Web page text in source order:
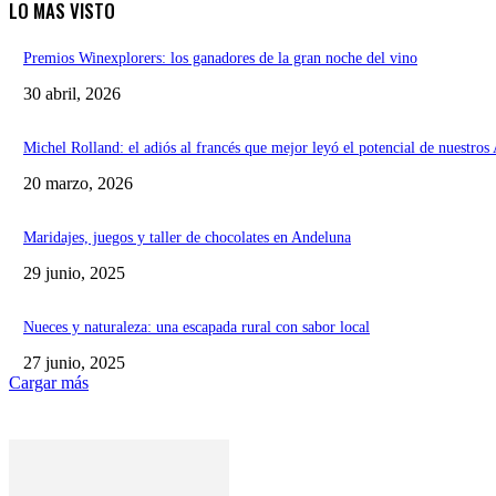
LO MAS VISTO
Premios Winexplorers: los ganadores de la gran noche del vino
30 abril, 2026
Michel Rolland: el adiós al francés que mejor leyó el potencial de nuestros
20 marzo, 2026
Maridajes, juegos y taller de chocolates en Andeluna
29 junio, 2025
Nueces y naturaleza: una escapada rural con sabor local
27 junio, 2025
Cargar más